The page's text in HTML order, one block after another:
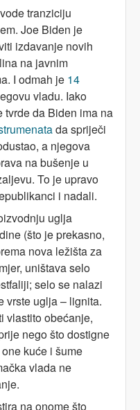
tranziciju
Joe Biden je
izdavanje novih
na javnim
I odmah je 14
vladu. Iako
tvrde da Biden ima na
da spriječi
a njegova
na bušenje u
To je upravo
i nadali.
uglja
(što je prekasno,
nova ležišta za
uništava selo
selo se nalazi
vrste uglja – lignita.
vlastito obećanje,
nego što dostigne
kuće i šume
vlada ne
na onome što